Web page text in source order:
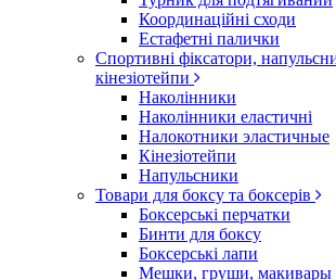
Координаційні сходи
Естафетні палички
Спортивні фіксатори,
кінезіотейпи
Наколінники
Наколінники еластичні
Налокотники эластичные
Кінезіотейпи
Напульсники
Товари для боксу та боксерів
Боксерські перчатки
Бинти для боксу
Боксерські лапи
Мешки, груши, макивары